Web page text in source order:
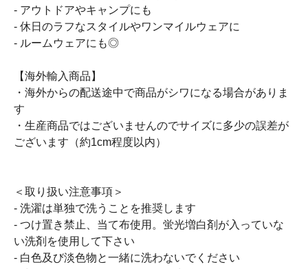
- アウトドアやキャンプにも
- 休日のラフなスタイルやワンマイルウェアに
- ルームウェアにも◎
【海外輸入商品】
・海外からの配送途中で商品がシワになる場合がありま
す
・生産商品ではございませんのでサイズに多少の誤差が
ございます（約1cm程度以内）
＜取り扱い注意事項＞
- 洗濯は単独で洗うことを推奨します
- つけ置き禁止、当て布使用。蛍光増白剤が入っていな
い洗剤を使用して下さい
- 白色及び淡色物と一緒に洗わないでください